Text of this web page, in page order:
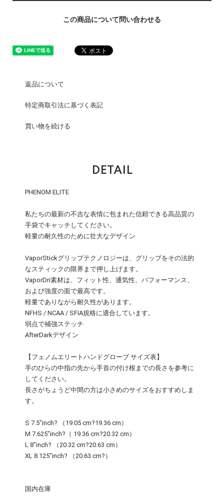
この商品について問い合わせる
返品について
特定商取引法に基づく表記
買い物を続ける
DETAIL
PHENOM ELITE
私たちの最新の不吉な表情に包まれた信頼できる高品質の
手袋でキャッチしてください。
軽量の耐久性のために壮大なデザイン
VaporStickグリップテクノロジーは、グリップをその法的
なスティックの限界まで押し上げます。
VaporDri素材は、フィット性、通気性、パフォーマンス、
および強度の面で最高です。
軽量でありながら耐久性があります。
NFHS / NCAA / SFIA規格に適合しています。
弱点で補強ステッチ
AfterDarkデザイン
【フェノムエリートハンドグローブ サイズ表】
手のひらの中指の先から手首の付け根までの長さを参考に
してください。
長さがちょうど中間の方は小さめのサイズをおすすめしま
す。
S 7.5"inch? （19.05 cm?19.36 cm）
M 7.625"inch?（ 19.36 cm?20.32 cm）
L 8"inch? （20.32 cm?20.63 cm）
XL 8.125"inch? （20.63 cm?）
国内在庫